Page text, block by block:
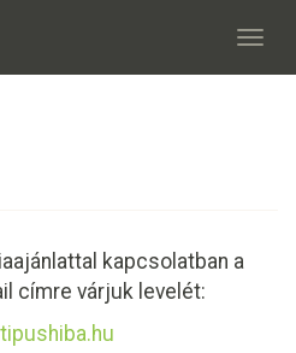
kapcsolatban a
címre várjuk levelét: